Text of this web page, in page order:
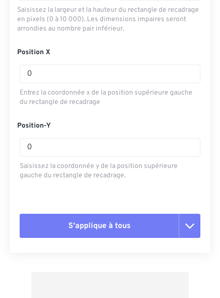
Saisissez la largeur et la hauteur du rectangle de recadrage
en pixels (0 à 10 000). Les dimensions impaires seront
arrondies au nombre pair inférieur.
Position X
Entrez la coordonnée x de la position supérieure gauche
du rectangle de recadrage
Position-Y
Saisissez la coordonnée y de la position supérieure
gauche du rectangle de recadrage.
S'applique à tous